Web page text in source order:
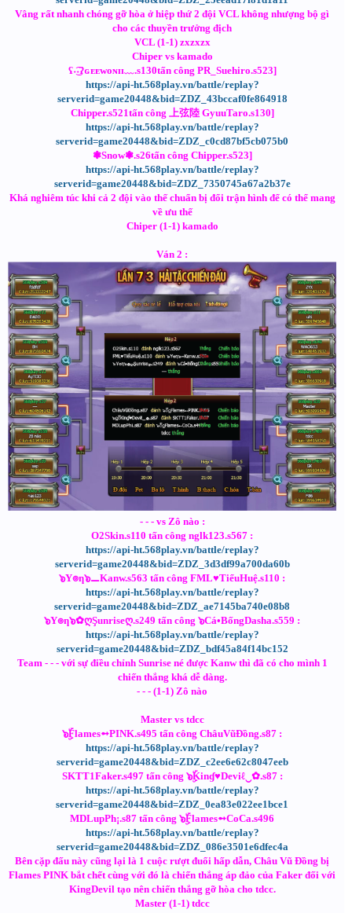
Vâng rất nhanh chóng gỡ hòa ở hiệp thứ 2 đội VCL không nhượng bộ gì
cho các thuyền trưởng địch
VCL (1-1) zxzxzx
Chiper vs kamado
ʕ˖͜͡˖ʔɢᴇᴇᴡᴏɴɪɪ﹏.s130tấn công PR_Suehiro.s523]
https://api-ht.568play.vn/battle/replay?
serverid=game20448&bid=ZDZ_43bccaf0fe864918
Chipper.s521tấn công 上弦陸 GyuuTaro.s130]
https://api-ht.568play.vn/battle/replay?
serverid=game20448&bid=ZDZ_c0cd87bf5cb075b0
❃Snow❃.s26tấn công Chipper.s523]
https://api-ht.568play.vn/battle/replay?
serverid=game20448&bid=ZDZ_7350745a67a2b37e
Khá nghiêm túc khi cả 2 đội vào thế chuẩn bị đổi trận hình để có thể mang
về ưu thế
Chiper (1-1) kamado
Ván 2 :
- - - vs Zô nào :
O2Skin.s110 tấn công nglk123.s567 :
https://api-ht.568play.vn/battle/replay?
serverid=game20448&bid=ZDZ_3d3df99a700da60b
๖Y๏ƞ๖⚊Kanw.s563 tấn công FML♥TiểuHuệ.s110 :
https://api-ht.568play.vn/battle/replay?
serverid=game20448&bid=ZDZ_ae7145ba740e08b8
๖Y๏ƞ๖✿ღŞunriseღ.s249 tấn công ๖Cá•BốngDasha.s559 :
https://api-ht.568play.vn/battle/replay?
serverid=game20448&bid=ZDZ_bdf45a84f14bc152
Team - - - với sự điều chỉnh Sunrise né được Kanw thì đã có cho mình 1
chiến thắng khá dễ dàng.
- - - (1-1) Zô nào
Master vs tdcc
๖ۣۜFlames➻PINK.s495 tấn công ChâuVũĐồng.s87 :
https://api-ht.568play.vn/battle/replay?
serverid=game20448&bid=ZDZ_c2ee6e62c8047eeb
SKTT1Faker.s497 tấn công ๖ۣۜKinɠ♥Deviℓ‿✿.s87 :
https://api-ht.568play.vn/battle/replay?
serverid=game20448&bid=ZDZ_0ea83e022ee1bce1
MDLupPh¡.s87 tấn công ๖ۣۜFlames➻CoCa.s496
https://api-ht.568play.vn/battle/replay?
serverid=game20448&bid=ZDZ_086e3501e6dfec4a
Bên cặp đấu này cũng lại là 1 cuộc rượt đuổi hấp dẫn, Châu Vũ Đồng bị
Flames PINK bắt chết cùng với đó là chiến thắng áp đảo của Faker đối với
KingDevil tạo nên chiến thắng gỡ hòa cho tdcc.
Master (1-1) tdcc